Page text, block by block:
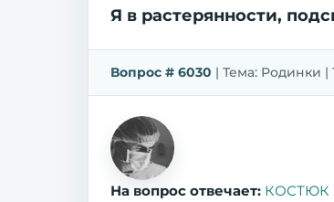
Я в растерянности,
Вопрос # 6030 | Тема: Родинки |
На вопрос отвечает: КОСТЮК